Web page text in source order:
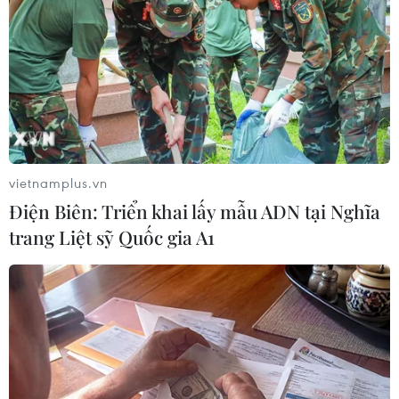
Trong bài nói chuyện với sinh viên cao đẳng Hong Kong,
Bà Lâm Trịnh Nguyệt Nga khẳng định chính quyền hiện
tại ở đặc khu chú trọng việc bồi dưỡng những người trẻ.
vietnamplus.vn
Điện Biên: Triển khai lấy mẫu ADN tại Nghĩa
trang Liệt sỹ Quốc gia A1